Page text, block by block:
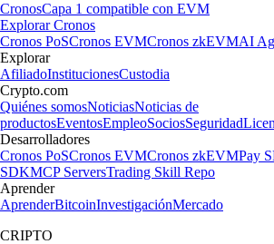
CronosCapa 1 compatible con EVM
Explorar Cronos
Cronos PoSCronos EVMCronos zkEVMAI
Explorar
AfiliadoInstitucionesCustodia
Crypto.com
Quiénes somosNoticiasNoticias de
productosEventosEmpleoSociosSeguridad
Desarrolladores
Cronos PoSCronos EVMCronos zkEVMPay
SDKMCP ServersTrading Skill Repo
Aprender
AprenderBitcoinInvestigaciónMercado
CRIPTO